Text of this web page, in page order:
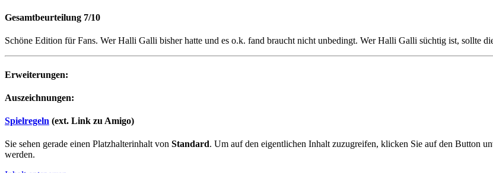
Gesamtbeurteilung 7/10
Schöne Edition für Fans. Wer Halli Galli bisher hatte und es o.k. fand braucht nicht unbedingt. Wer Halli Galli süchtig ist, sollte
Erweiterungen:
Auszeichnungen:
Spielregeln (ext. Link zu Amigo)
Sie sehen gerade einen Platzhalterinhalt von Standard. Um auf den eigentlichen Inhalt zuzugreifen, klicken Sie auf den Button
werden.